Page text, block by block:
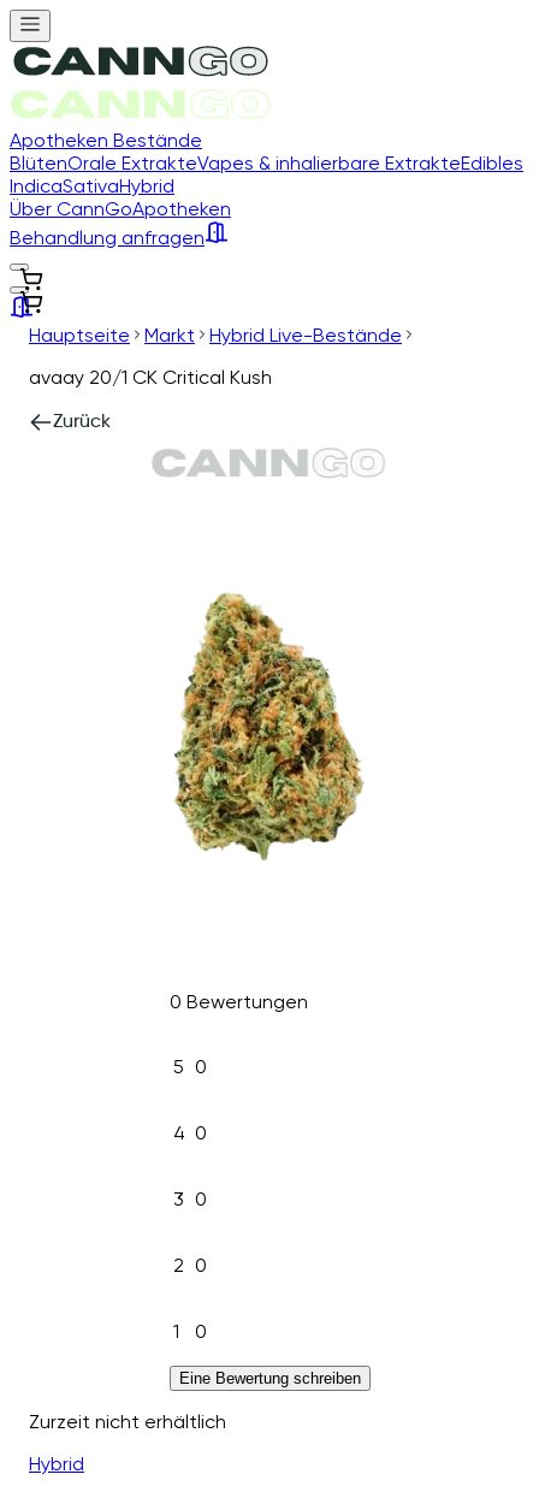
Apotheken Bestände
BlütenOrale ExtrakteVapes & inhalierbare ExtrakteEdibles
IndicaSativaHybrid
Über CannGoApotheken
Behandlung anfragen
Hauptseite Markt
Hybrid Live-Bestände
avaay 20/1 CK Critical Kush
Zurück
0 Bewertungen
5 0
4 0
3 0
2 0
1 0
Eine Bewertung schreiben
Zurzeit nicht erhältlich
Hybrid